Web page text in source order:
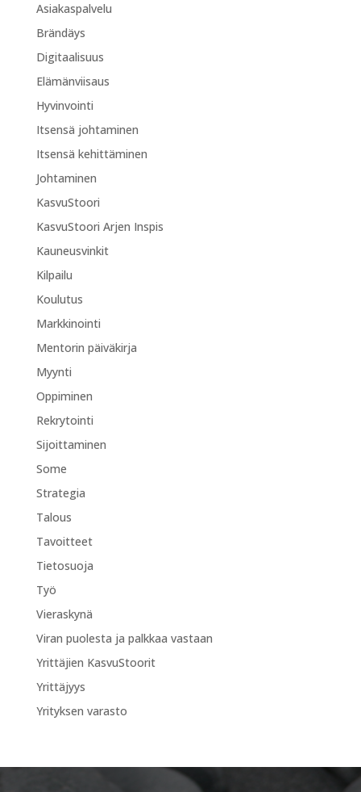
Asiakaspalvelu
Brändäys
Digitaalisuus
Elämänviisaus
Hyvinvointi
Itsensä johtaminen
Itsensä kehittäminen
Johtaminen
KasvuStoori
KasvuStoori Arjen Inspis
Kauneusvinkit
Kilpailu
Koulutus
Markkinointi
Mentorin päiväkirja
Myynti
Oppiminen
Rekrytointi
Sijoittaminen
Some
Strategia
Talous
Tavoitteet
Tietosuoja
Työ
Vieraskynä
Viran puolesta ja palkkaa vastaan
Yrittäjien KasvuStoorit
Yrittäjyys
Yrityksen varasto